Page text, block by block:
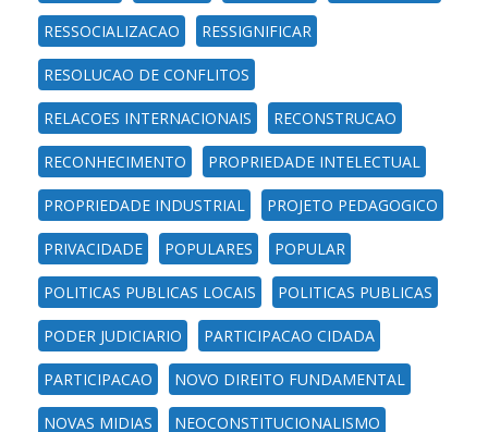
RESSOCIALIZACAO RESSIGNIFICAR
RESOLUCAO DE CONFLITOS
RELACOES INTERNACIONAIS RECONSTRUCAO
RECONHECIMENTO PROPRIEDADE INTELECTUAL
PROPRIEDADE INDUSTRIAL PROJETO PEDAGOGICO
PRIVACIDADE POPULARES POPULAR
POLITICAS PUBLICAS LOCAIS POLITICAS PUBLICAS
PODER JUDICIARIO PARTICIPACAO CIDADA
PARTICIPACAO NOVO DIREITO FUNDAMENTAL
NOVAS MIDIAS NEOCONSTITUCIONALISMO